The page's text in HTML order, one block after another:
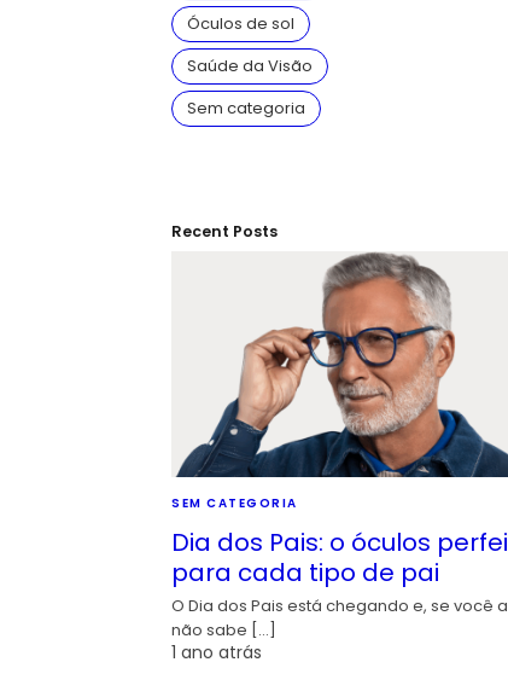
Óculos de sol
Saúde da Visão
Sem categoria
Recent Posts
SEM CATEGORIA
Dia dos Pais: o óculos
para cada tipo de pai
O Dia dos Pais está chegando e, se você
não sabe […]
1 ano atrás